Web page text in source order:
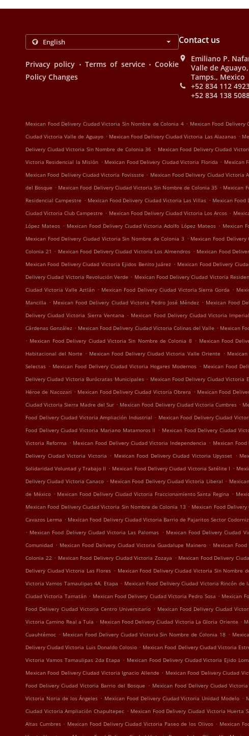
Privacy policy . Terms of service . Cookie
Policy Changes
Contact us
Emiliano P.
Valle de Aguayo,
Tamps., Mexico
+52 834 112
+52 834 138
Mexican Food Delivery Ciudad Victoria Sin Nombre de Colonia 4 . Mexican Food Delivery
Ciudad Victoria Valle de Aguayo . Mexican Food Delivery Ciudad Victoria Las Alazanas .
Delivery Ciudad Victoria Sin Nombre de Colonia 36 . Mexican Food Delivery Ciudad
Victoria Residencial la Misión . Mexican Food Delivery Ciudad Victoria Florida . Mexican
Mexican Food Delivery Ciudad Victoria Fovissste . Mexican Food Delivery Ciudad Victoria
del Bosque . Mexican Food Delivery Ciudad Victoria Sin Nombre de Colonia 35 . Mexican
Residencial Campestre . Mexican Food Delivery Ciudad Victoria Las Villas . Mexican Food
Ciudad Victoria Club Campestre . Mexican Food Delivery Ciudad Victoria Los Arcos .
López Mateos . Mexican Food Delivery Ciudad Victoria Adolfo López Mateos . Mexican
Mexican Food Delivery Ciudad Victoria Sin Nombre de Colonia 3 . Mexican Food
Colonia 21 . Mexican Food Delivery Ciudad Victoria Los Almendros . Mexican Food
Mexican Food Delivery Ciudad Victoria Ejidos Benito Juárez . Mexican Food Delivery
Delivery Ciudad Victoria Revolución Verde . Mexican Food Delivery Ciudad Victoria
Ciudad Victoria Valle Aztlán . Mexican Food Delivery Ciudad Victoria Sierra Gorda .
Mancilla . Mexican Food Delivery Ciudad Victoria Pedro José Méndez . Mexican Food
Delivery Ciudad Victoria Sierra Ventana . Mexican Food Delivery Ciudad Victoria Imperial
Cárdenas González . Mexican Food Delivery Ciudad Victoria Colinas del Valle . Mexican
. Mexican Food Delivery Ciudad Victoria Sin Nombre de Colonia 8 . Mexican Food
Habitacional del Norte . Mexican Food Delivery Ciudad Victoria Valle Oriente .
Selectas . Mexican Food Delivery Ciudad Victoria Hogares Modernos . Mexican Food
Delivery Ciudad Victoria Burócratas Municipales . Mexican Food Delivery Ciudad Victoria
Héroe de Nacozari . Mexican Food Delivery Ciudad Victoria Obrera . Mexican Food
Ciudad Victoria Sierra Madre del Sur . Mexican Food Delivery Ciudad Victoria Cumbres .
Food Delivery Ciudad Victoria Ampliación Industrial . Mexican Food Delivery Ciudad
Food Delivery Ciudad Victoria Mariano Matamoros II . Mexican Food Delivery Ciudad
Victoria Reforma . Mexican Food Delivery Ciudad Victoria Independencia . Mexican
Delivery Ciudad Victoria Victoria . Mexican Food Delivery Ciudad Victoria Upysset .
Solidaridad Voluntad y Trabajo II . Mexican Food Delivery Ciudad Victoria Satélite I .
Delivery Ciudad Victoria Canaco . Mexican Food Delivery Ciudad Victoria Liberal .
de México . Mexican Food Delivery Ciudad Victoria Fraccionamiento Santa Regina .
Mexican Food Delivery Ciudad Victoria Sin Nombre de Colonia 13 . Mexican Food
Cavazos Lerma . Mexican Food Delivery Ciudad Victoria Barrio de Pajaritos Sector Codorniz
. Mexican Food Delivery Ciudad Victoria Las Palomas . Mexican Food Delivery Ciudad
Comunidad . Mexican Food Delivery Ciudad Victoria Guadalupe Mainero . Mexican
Colonia 22 . Mexican Food Delivery Ciudad Victoria Zozaya . Mexican Food Delivery
Delivery Ciudad Victoria Las Flores . Mexican Food Delivery Ciudad Victoria Sin Nombre
Victoria Vamos Tamaulipas 4A. Etapa . Mexican Food Delivery Ciudad Victoria Rincón de
Ciudad Victoria Tamatán . Mexican Food Delivery Ciudad Victoria Pedro Sosa . Mexican
Food Delivery Ciudad Victoria Centro Universitario . Mexican Food Delivery Ciudad
Victoria Camino Real a Tula . Mexican Food Delivery Ciudad Victoria La Gloria Oriente .
Cuauhtémoc . Mexican Food Delivery Ciudad Victoria Sin Nombre de Colonia 18 .
Delivery Ciudad Victoria Luis Donaldo Colosio . Mexican Food Delivery Ciudad Victoria
Victoria Vamos Tamaulipas 2da Etapa . Mexican Food Delivery Ciudad Victoria Ejido
Mexican Food Delivery Ciudad Victoria Ignacio Allende . Mexican Food Delivery Ciudad
Food Delivery Ciudad Victoria Barrio del Bosque . Mexican Food Delivery Ciudad
Victoria Noria de los Ángeles . Mexican Food Delivery Ciudad Victoria Unidad Modelo .
Ciudad Victoria Ampliación Chapultepec . Mexican Food Delivery Ciudad Victoria Huerta
Altas Cumbres . Mexican Food Delivery Ciudad Victoria Paseo de los Olivos . Mexican